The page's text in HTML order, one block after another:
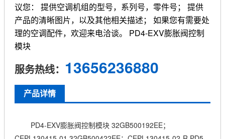
议您： 提供空调机组的型号，系列号，零件号； 提供
产品的清晰图片，以及其他相关描述； 如果您有需要处
理的空调配件，欢迎来电洽谈。 PD4-EXV膨胀阀控制
模块
服务热线： 13656236880
产品详情
PD4-EXV膨胀阀控制模块 32GB500192EE；